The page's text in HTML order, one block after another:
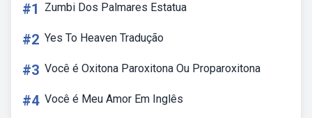
#1 Zumbi Dos Palmares Estatua
#2 Yes To Heaven Tradução
#3 Você é Oxitona Paroxitona Ou Proparoxitona
#4 Você é Meu Amor Em Inglês